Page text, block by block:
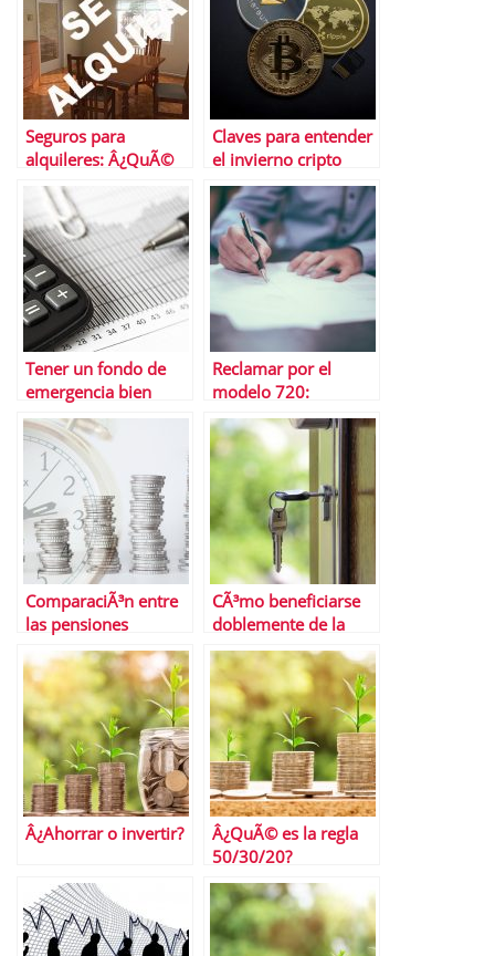
Seguros para
alquileres: Â¿QuÃ©
son y cÃ³mo
funcionan?
Claves para entender
el invierno cripto
Â¿cuÃ¡nto durarÃ¡?
Tener un fondo de
emergencia bien
abastecido y salir de
las deudas
Reclamar por el
modelo 720:
QuiÃ©nes pueden
hacerlo y cÃ³mo se
hace
ComparaciÃ³n entre
las pensiones
pÃºblicas y los planes
de pensiones
privados
CÃ³mo beneficiarse
doblemente de la
contrataciÃ³n de un
seguro de impago
alquiler
Â¿Ahorrar o invertir?
Â¿QuÃ© es la regla
50/30/20?